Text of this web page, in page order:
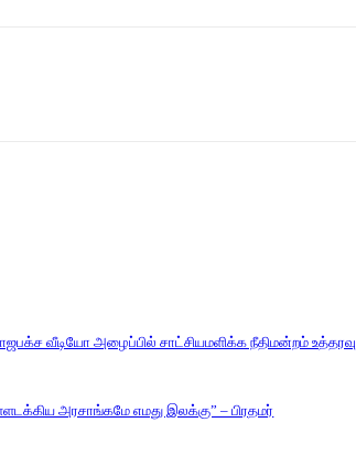
வீடியோ அழைப்பில் சாட்சியமளிக்க நீதிமன்றம் உத்தரவு
அரசாங்கமே எமது இலக்கு” – பிரதமர்